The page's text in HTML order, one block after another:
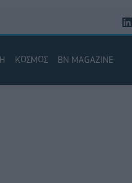
ΚΟΣΜΟΣ BN MAGAZINE